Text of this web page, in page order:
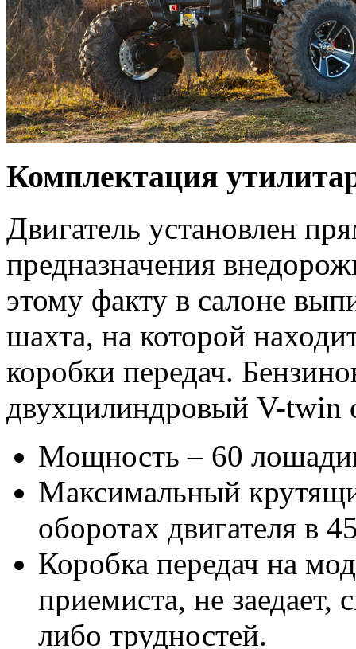
Комплектация
Двигатель установлен
предназначения
этому факту в салоне
шахта, на которой
коробки передач.
двухцилиндровый V-twin
Мощность – 60
Максимальный
оборотах двигателя в
Коробка передач на
приемиста, не заедает,
либо трудностей.